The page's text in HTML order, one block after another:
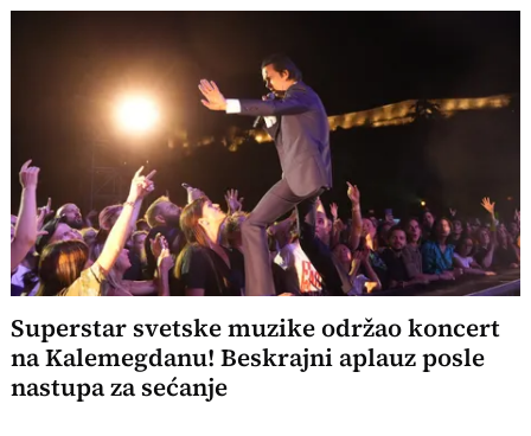
Superstar svetske muzike održao koncert
na Kalemegdanu! Beskrajni aplauz posle
nastupa za sećanje